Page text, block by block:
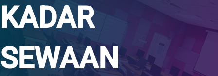
KADAR
SEWAAN